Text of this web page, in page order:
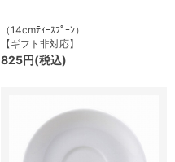
（14cmﾃｨｰｽﾌﾟｰﾝ）
【ギフト非対応】
825円(税込)